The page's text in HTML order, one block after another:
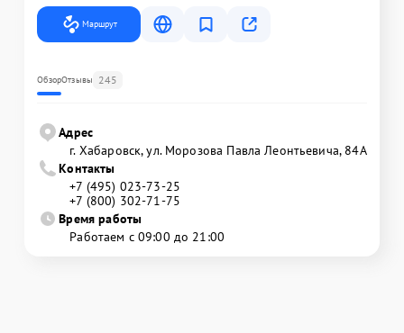
Маршрут
ОбзорОтзывы 245
Адрес
г. Хабаровск, ул. Морозова Павла Леонтьевича, 84А
Контакты
+7 (495) 023-73-25
+7 (800) 302-71-75
Время работы
Работаем с 09:00 до 21:00